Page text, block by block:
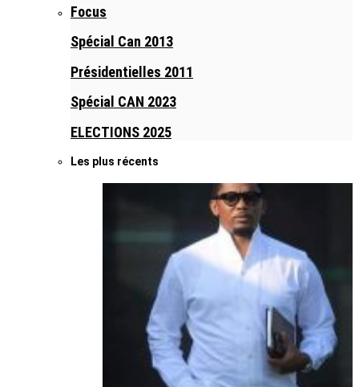
Focus
Spécial Can 2013
Présidentielles 2011
Spécial CAN 2023
ELECTIONS 2025
Les plus récents